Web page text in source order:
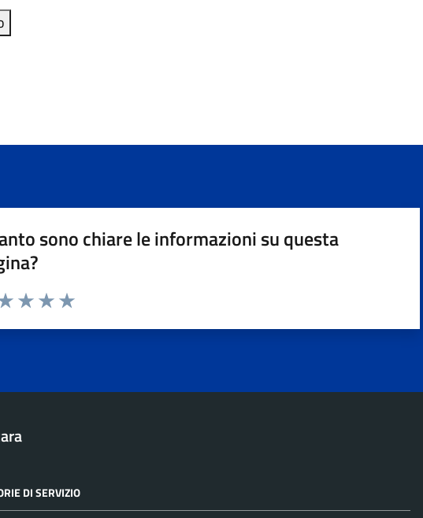
sono chiare le informazioni su questa
DI SERVIZIO